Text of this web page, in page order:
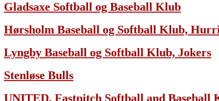
Gladsaxe Softball og Baseball Klub
Hørsholm Baseball og Softball Klub,
Lyngby Baseball og Softball Klub, Jokers
Stenløse Bulls
UNITED, Fastpitch Softball and Baseball